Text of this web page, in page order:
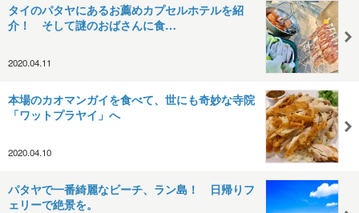
タイのパタヤにあるお薦めカプセルホテルを紹
介！ そして謎のおばさんに食…
2020.04.11
本場のカオマンガイを食べて、世にも奇妙な寺院
「ワットプラヤイ」へ
2020.04.10
パタヤで一番綺麗なビーチ、ラン島！ 日帰りフ
ェリーで絶景を。